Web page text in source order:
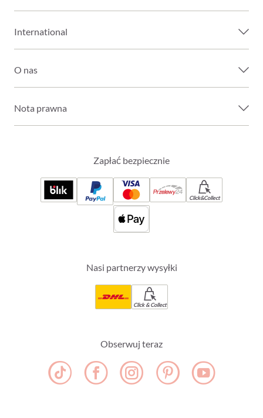
International
O nas
Nota prawna
Zapłać bezpiecznie
Click&Collect
Nasi partnerzy wysyłki
Click & Collect
Obserwuj teraz